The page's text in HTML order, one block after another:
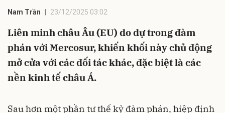
Nam Trần 23/12/2025 03:02
Liên minh châu Âu (EU) do dự trong đàm
phán với Mercosur, khiến khối này chủ động
mở cửa với các đối tác khác, đặc biệt là các
nền kinh tế châu Á.
Sau hơn một phần tư thế kỷ đàm phán, hiệp định
Hủy